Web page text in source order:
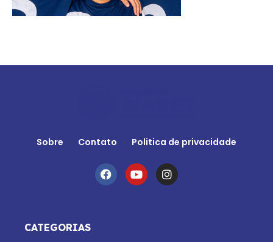
Sobre Contato Politica de privacidade
CATEGORIAS